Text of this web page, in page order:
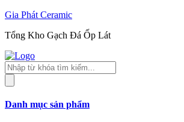
Gia Phát Ceramic
Tổng Kho Gạch Đá Ốp Lát
Tìm
kiếm
sản
Danh mục sản phẩm